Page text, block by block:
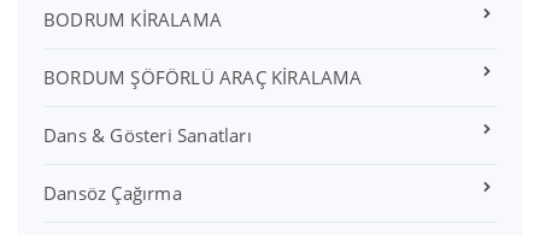
BODRUM KİRALAMA
BORDUM ŞÖFÖRLÜ ARAÇ KİRALAMA
Dans & Gösteri Sanatları
Dansöz Çağırma